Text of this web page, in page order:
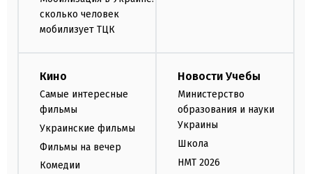
сколько человек
мобилизует ТЦК
Кино
Самые интересные
фильмы
Украинские фильмы
Фильмы на вечер
Комедии
Новости Учебы
Министерство
образования и науки
Украины
Школа
НМТ 2026